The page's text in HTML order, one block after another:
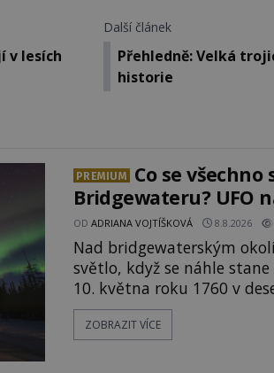
v lesích
Další článek
Přehledně: Velká
historie
PREMIUM
Co se
Bridgewateru? UFO
v bažinách!
ODADRIANA VOJTÍŠKOVÁ 8.8.2026
Nad bridgewaterským
světlo, když se náhle stane
10. května roku 1760 v
zde dojde k vůbec prvnímu
doloženému přeletu UFO. Podle záznamů
ZOBRAZIT VÍCE